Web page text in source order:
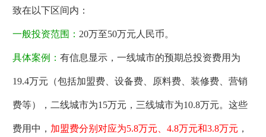
致在以下区间内：
一般投资范围： 20万至50万元人民币。
具体案例：有信息显示，一线城市的预期总投资费用为
19.4万元（包括加盟费、设备费、原料费、装修费、营销
费等），二线城市为15万元，三线城市为10.8万元。这些
费用中， 加盟费分别对应为5.8万元、4.8万元和3.8万元 ，